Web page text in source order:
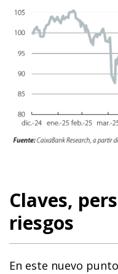
Claves,
riesgos
En este nuevo